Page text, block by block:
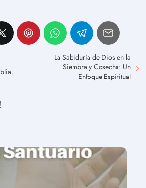
La Sabiduría de Dios en la
Siembra y Cosecha: Un
Enfoque Espiritual